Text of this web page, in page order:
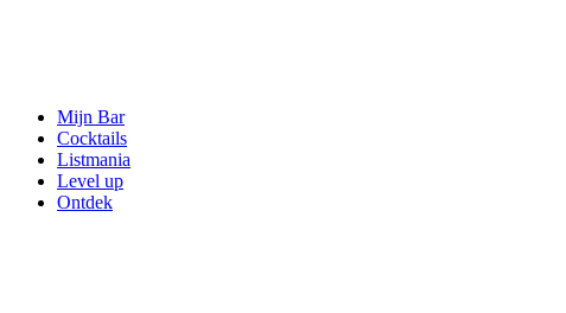
Mijn Bar
Cocktails
Listmania
Level up
Ontdek